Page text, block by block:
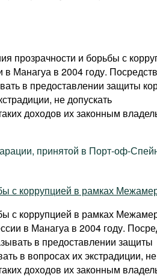
прозрачности и борьбы с
Манагуа в 2004 году.
в предоставлении защиты
не допускать
доходов их законным
принятой в Порт-оф-
коррупцией в рамках
с коррупцией в рамках
в Манагуа в 2004 году.
в предоставлении защиты
в вопросах их экстрадиции, не
доходов их законным